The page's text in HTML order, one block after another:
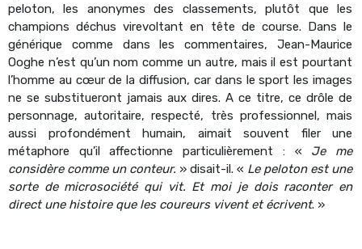
peloton, les anonymes des classements, plutôt que les
champions déchus virevoltant en tête de course. Dans le
générique comme dans les commentaires, Jean-Maurice
Ooghe n’est qu’un nom comme un autre, mais il est pourtant
l’homme au cœur de la diffusion, car dans le sport les images
ne se substitueront jamais aux dires. A ce titre, ce drôle de
personnage, autoritaire, respecté, très professionnel, mais
aussi profondément humain, aimait souvent filer une
métaphore qu’il affectionne particulièrement : « Je me
considère comme un conteur. » disait-il. « Le peloton est une
sorte de microsociété qui vit. Et moi je dois raconter en
direct une histoire que les coureurs vivent et écrivent. »